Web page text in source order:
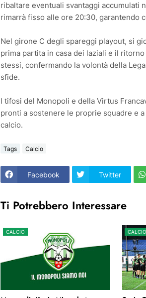
ribaltare eventuali svantaggi accumulati
rimarrà fisso alle ore 20:30, garantendo
Nel girone C degli spareggi playout, si
prima partita in casa dei laziali e il
stessi, confermando la volontà della
sfide.
I tifosi del Monopoli e della Virtus
pronti a sostenere le proprie squadre e
calcio.
Tags Calcio
Facebook Twitter
Ti Potrebbero Interessare
CALCIO CALCIO